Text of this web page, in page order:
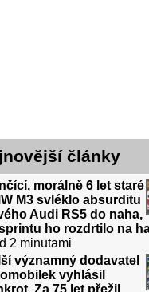
články
morálně 6 let staré
M3 svléklo absurditu
Audi RS5 do naha,
ho rozdrtilo na
2 minutami
významný dodavatel
vyhlásil